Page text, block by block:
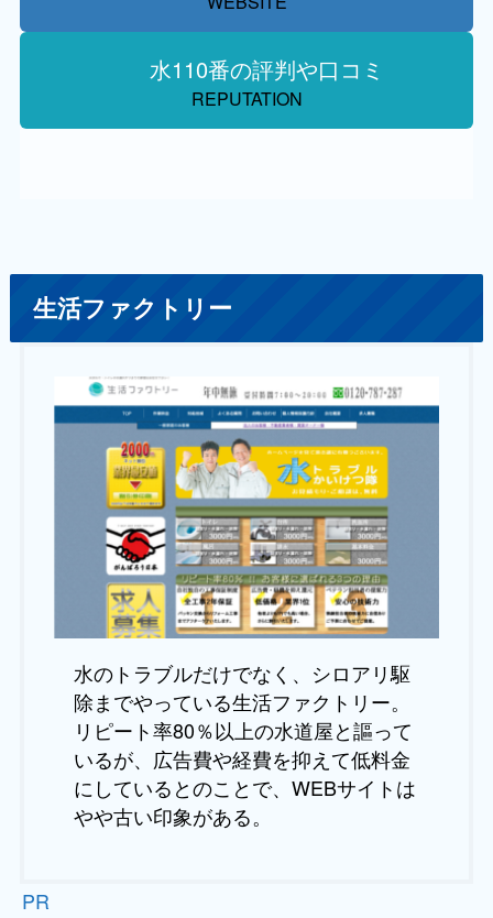
水110番の評判や口コミ
REPUTATION
生活ファクトリー
水のトラブルだけでなく、シロアリ駆
除までやっている生活ファクトリー。
リピート率80％以上の水道屋と謳って
いるが、広告費や経費を抑えて低料金
にしているとのことで、WEBサイトは
やや古い印象がある。
PR